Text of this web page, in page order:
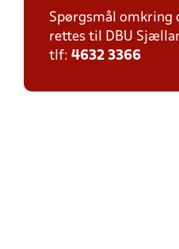
Spørgsmål omkring
rettes til DBU
tlf: 4632 3366